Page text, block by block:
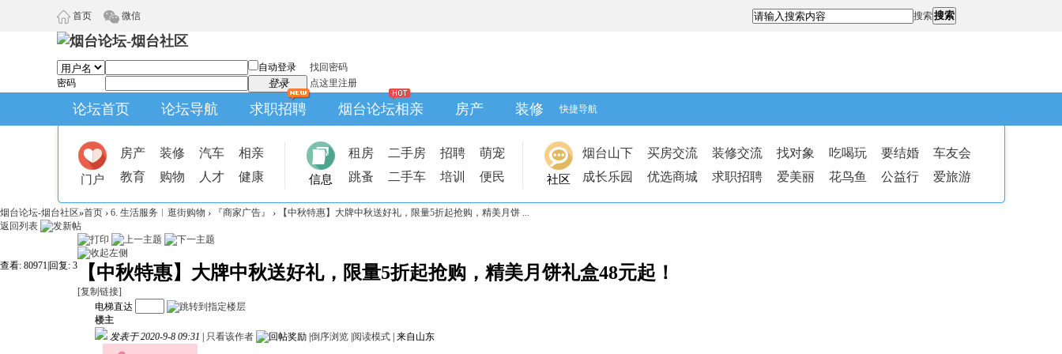
首页 微信 搜索搜索
自动登录
找回密码
密码
登录 点这里注册
论坛首页 论坛导航 求职招聘 烟台论坛相亲 房产 装修 快捷导航
门户
房产 装修 汽车
相亲
教育
购物 人才 健康 信息
租房 二手房 招聘
萌宠
跳蚤
二手车 培训 便民 社区
烟台山下 买房交流 装修交流 找对象 吃喝玩 要结婚
车友会
成长乐园
优选商城 求职招聘 爱美丽 花鸟鱼 公益行 爱旅游
烟台论坛-烟台社区»首页 › 6. 生活服务︱逛街购物 › 『商家广告』 ›
【中秋特惠】大牌中秋送好礼，限量5折起抢购，精美月饼 ...
返回列表
查看: 80971 回复: 3 【中秋特惠】大牌中秋送好礼，限量5折起抢购，精美月饼礼盒48元起！
[复制链接]
电梯直达
楼主
发表于 2020-9-8 09:31
只看该作者 倒序浏览 阅读模式 来自山东